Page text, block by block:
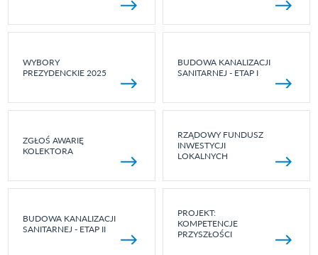
WYBORY
PREZYDENCKIE 2025
BUDOWA KANALIZACJI
SANITARNEJ - ETAP I
ZGŁOŚ AWARIĘ
KOLEKTORA
RZĄDOWY FUNDUSZ
INWESTYCJI
LOKALNYCH
BUDOWA KANALIZACJI
SANITARNEJ - ETAP II
PROJEKT:
KOMPETENCJE
PRZYSZŁOŚCI